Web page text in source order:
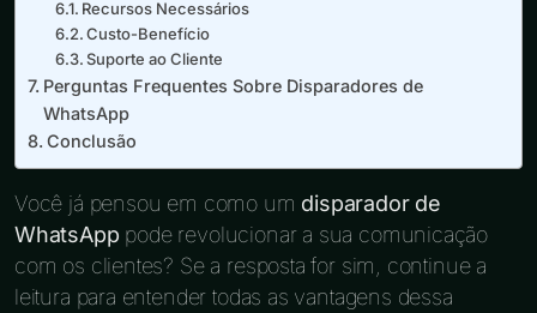
Recursos Necessários
Custo-Benefício
Suporte ao Cliente
Perguntas Frequentes Sobre Disparadores de
WhatsApp
Conclusão
Você já pensou em como um disparador de
WhatsApp pode revolucionar a sua comunicação
com os clientes? Se a resposta for sim, continue a
leitura para entender todas as vantagens dessa